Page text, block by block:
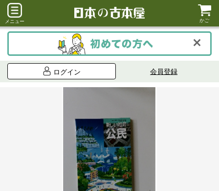
メニュー かご
ログイン 会員登録